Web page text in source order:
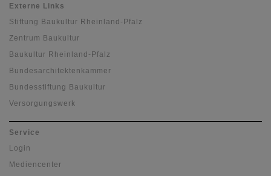
Externe Links
Stiftung Baukultur Rheinland-Pfalz
Zentrum Baukultur
Baukultur Rheinland-Pfalz
Bundesarchitektenkammer
Bundesstiftung Baukultur
Versorgungswerk
Service
Login
Mediencenter